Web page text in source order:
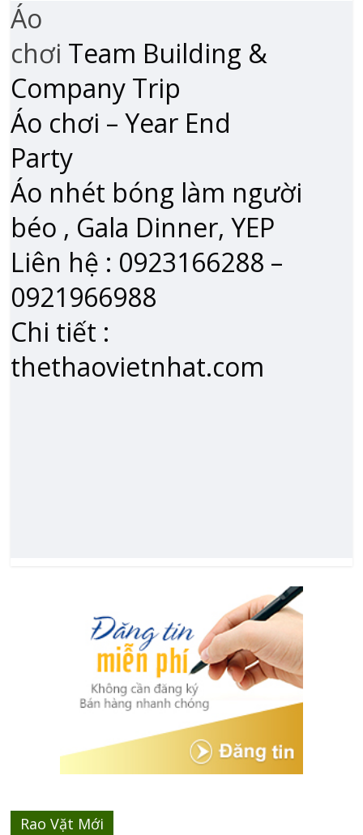
Áo
chơi Team Building &
Company Trip
Áo chơi – Year End
Party
Áo nhét bóng làm người
béo , Gala Dinner, YEP
Liên hệ : 0923166288 –
0921966988
Chi tiết :
thethaovietnhat.com
Rao Vặt Mới